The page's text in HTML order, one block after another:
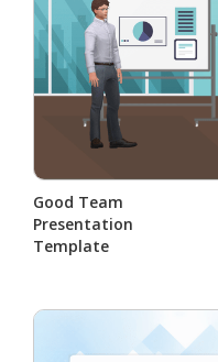
Good Team
Presentation
Template